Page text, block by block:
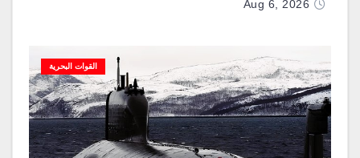
Aug 6, 2026
القوات البحرية